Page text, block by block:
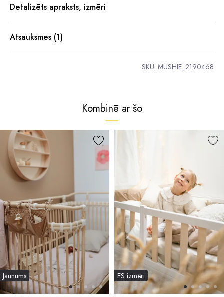
Detalizēts apraksts, izmēri
Atsauksmes (1)
SKU: MUSHIE_2190468
Kombinē ar šo
Jaunums ES izmēri